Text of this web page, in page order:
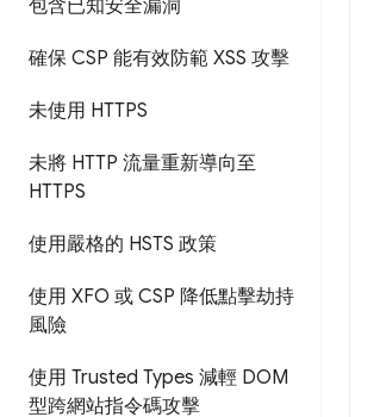
包含已知安全漏洞
確保 CSP 能有效防範 XSS 攻擊
未使用 HTTPS
未將 HTTP 流量重新導向至
HTTPS
使用嚴格的 HSTS 政策
使用 XFO 或 CSP 降低點擊劫持
風險
使用 Trusted Types 減輕 DOM
型跨網站指令碼攻擊